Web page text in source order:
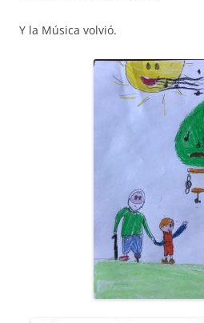
Y la Música volvió.